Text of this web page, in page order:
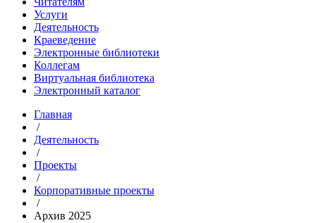
Услуги
Деятельность
Краеведение
Электронные библиотеки
Коллегам
Виртуальная библиотека
Электронный каталог
Главная
/
Деятельность
/
Проекты
/
Корпоративные проекты
/
Архив 2025